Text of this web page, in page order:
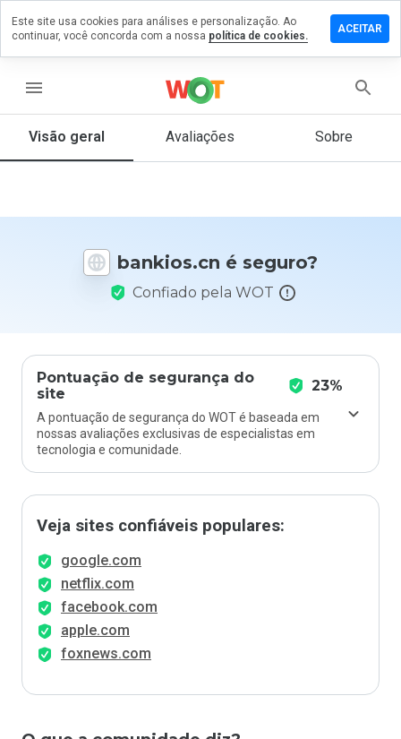
menu
Visão geral Avaliações Sobre
bankios.cn é seguro?
Confiado pela WOT
Pontuação de segurança do
site
23%
A pontuação de segurança do WOT é baseada em
nossas avaliações exclusivas de especialistas em
tecnologia e comunidade.
Veja sites confiáveis populares:
google.com
netflix.com
facebook.com
apple.com
foxnews.com
um
que
Este site usa cookies para análises e personalização. Ao
continuar, você concorda com a nossa política de cookies.
ACEITAR